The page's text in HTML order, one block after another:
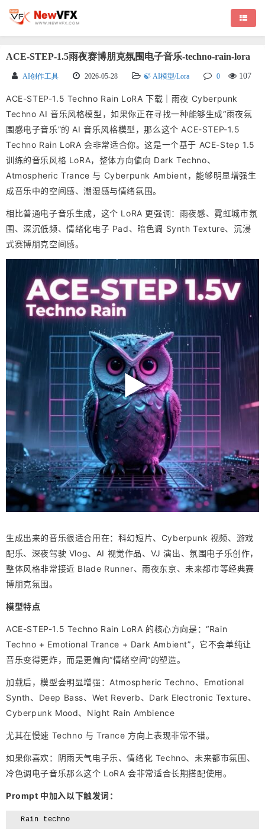
ACE-STEP-1.5雨夜赛博朋克氛围电子音乐-techno-rain-lora
AI创作工具 2026-05-28 🍃 AI模型/Lora 0 107
ACE-STEP-1.5 Techno Rain LoRA 下载｜雨夜 Cyberpunk
Techno AI 音乐风格模型，如果你正在寻找一种能够生成“雨夜氛
围感电子音乐”的 AI 音乐风格模型，那么这个 ACE-STEP-1.5
Techno Rain LoRA 会非常适合你。这是一个基于 ACE-Step 1.5
训练的音乐风格 LoRA，整体方向偏向 Dark Techno、
Atmospheric Trance 与 Cyberpunk Ambient，能够明显增强生
成音乐中的空间感、潮湿感与情绪氛围。
相比普通电子音乐生成，这个 LoRA 更强调：雨夜感、霓虹城市氛
围、深沉低频、情绪化电子 Pad、暗色调 Synth Texture、沉浸
式赛博朋克空间感。
生成出来的音乐很适合用在：科幻短片、Cyberpunk 视频、游戏
配乐、深夜驾驶 Vlog、AI 视觉作品、VJ 演出、氛围电子乐创作，
整体风格非常接近 Blade Runner、雨夜东京、未来都市等经典赛
博朋克氛围。
模型特点
ACE-STEP-1.5 Techno Rain LoRA 的核心方向是：“Rain
Techno + Emotional Trance + Dark Ambient”，它不会单纯让
音乐变得更炸，而是更偏向“情绪空间”的塑造。
加载后，模型会明显增强：Atmospheric Techno、Emotional
Synth、Deep Bass、Wet Reverb、Dark Electronic Texture、
Cyberpunk Mood、Night Rain Ambience
尤其在慢速 Techno 与 Trance 方向上表现非常不错。
如果你喜欢：阴雨天气电子乐、情绪化 Techno、未来都市氛围、
冷色调电子音乐那么这个 LoRA 会非常适合长期搭配使用。
Prompt 中加入以下触发词：
Rain techno